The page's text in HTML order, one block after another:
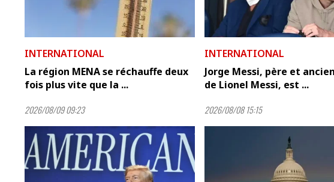
INTERNATIONAL
La région MENA se réchauffe deux
fois plus vite que la ...
2026/08/09 09:23
INTERNATIONAL
Jorge Messi, père et
de Lionel Messi, est ...
2026/08/08 15:15